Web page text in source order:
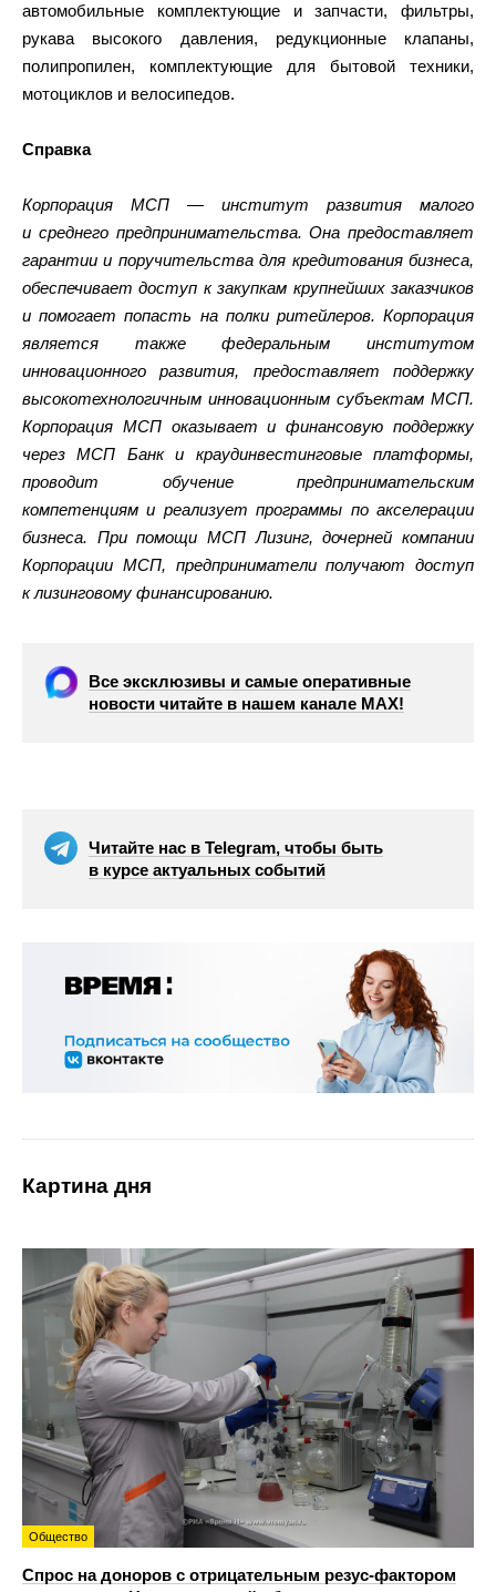
автомобильные комплектующие и запчасти, фильтры,
рукава высокого давления, редукционные клапаны,
полипропилен, комплектующие для бытовой техники,
мотоциклов и велосипедов.
Справка
Корпорация МСП — институт развития малого
и среднего предпринимательства. Она предоставляет
гарантии и поручительства для кредитования бизнеса,
обеспечивает доступ к закупкам крупнейших заказчиков
и помогает попасть на полки ритейлеров. Корпорация
является также федеральным институтом
инновационного развития, предоставляет поддержку
высокотехнологичным инновационным субъектам МСП.
Корпорация МСП оказывает и финансовую поддержку
через МСП Банк и краудинвестинговые платформы,
проводит обучение предпринимательским
компетенциям и реализует программы по акселерации
бизнеса. При помощи МСП Лизинг, дочерней компании
Корпорации МСП, предприниматели получают доступ
к лизинговому финансированию.
Все эксклюзивы и самые оперативные
новости читайте в нашем канале МАХ!
Читайте нас в Telegram, чтобы быть
в курсе актуальных событий
Картина дня
Общество
Спрос на доноров с отрицательным резус-фактором